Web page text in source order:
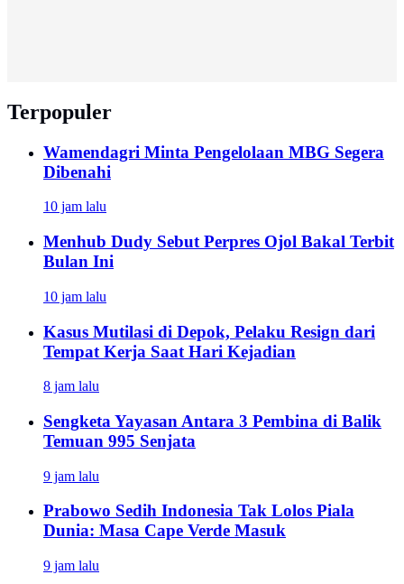
Terpopuler
Wamendagri Minta Pengelolaan MBG Segera
Dibenahi
10 jam lalu
Menhub Dudy Sebut Perpres Ojol Bakal Terbit
Bulan Ini
10 jam lalu
Kasus Mutilasi di Depok, Pelaku Resign dari
Tempat Kerja Saat Hari Kejadian
8 jam lalu
Sengketa Yayasan Antara 3 Pembina di Balik
Temuan 995 Senjata
9 jam lalu
Prabowo Sedih Indonesia Tak Lolos Piala
Dunia: Masa Cape Verde Masuk
9 jam lalu